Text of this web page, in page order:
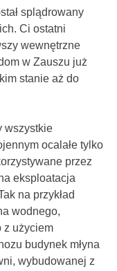
splądrowany
Ci ostatni
wewnętrzne
w Zauszu już
stanie aż do
wszystkie
ocalałe tylko
przez
eksploatacja
na przykład
wodnego,
z użyciem
budynek młyna
wybudowanej z